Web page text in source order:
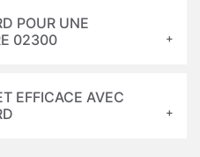
POUR UNE
02300
EFFICACE AVEC